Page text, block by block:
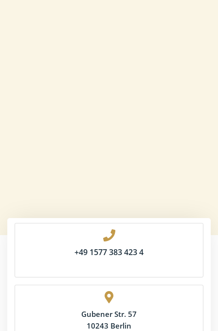
+49 1577 383 423 4
Gubener Str. 57
10243 Berlin